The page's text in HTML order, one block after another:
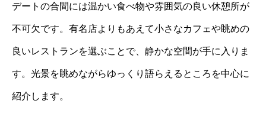
デートの合間には温かい食べ物や雰囲気の良い休憩所が
不可欠です。有名店よりもあえて小さなカフェや眺めの
良いレストランを選ぶことで、静かな空間が手に入りま
す。光景を眺めながらゆっくり語らえるところを中心に
紹介します。